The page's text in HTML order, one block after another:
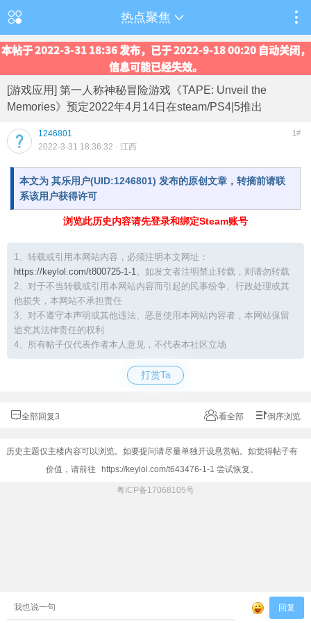
热点聚焦
本帖于 2022-3-31 18:36 发布，已于 2022-9-18 00:20 自动关闭，
信息可能已经失效。
[游戏应用] 第一人称神秘冒险游戏《TAPE: Unveil the
Memories》预定2022年4月14日在steam/PS4|5推出
1246801 1#
2022-3-31 18:36:32 · 江西
本文为 其乐用户(UID:1246801) 发布的原创文章，转摘前请联
系该用户获得许可
浏览此历史内容请先登录和绑定Steam账号
1、转载或引用本网站内容，必须注明本文网址：
https://keylol.com/t800725-1-1。如发文者注明禁止转载，则请勿转载
2、对于不当转载或引用本网站内容而引起的民事纷争、行政处理或其
他损失，本网站不承担责任
3、对不遵守本声明或其他违法、恶意使用本网站内容者，本网站保留
追究其法律责任的权利
4、所有帖子仅代表作者本人意见，不代表本社区立场
打赏Ta
全部回复3 看全部 倒序浏览
历史主题仅主楼内容可以浏览。如要提问请尽量单独开设悬赏帖。如觉得帖子有
价值，请前往
https://keylol.com/t643476-1-1 尝试恢复。
粤ICP备17068105号